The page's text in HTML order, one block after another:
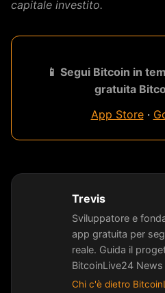
capitale investito.
📱 Segui Bitcoin in
gratuita
App Store·
Trevis
Sviluppatore e
app gratuita per
reale. Guida il
BitcoinLive24
Chi c'è dietro